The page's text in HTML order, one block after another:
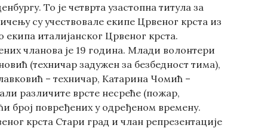
To је четврта узастопна титула за
су учествовале екипе Црвеног крста из
екипа италијанског Црвеног крста.
чланова је 19 година. Млади волонтери
(техничар задужен за безбедност тима),
– техничар, Катарина Чомић –
различите врсте несреће (пожар,
број повређених у одређеном времену.
крста Стари град и члан репрезентације